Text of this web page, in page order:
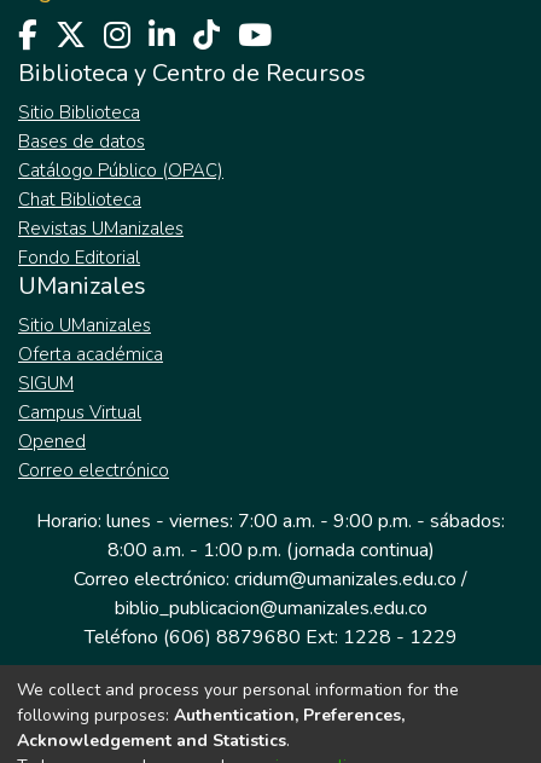
Biblioteca y Centro de Recursos
Sitio Biblioteca
Bases de datos
Catálogo Público (OPAC)
Chat Biblioteca
Revistas UManizales
Fondo Editorial
UManizales
Sitio UManizales
Oferta académica
SIGUM
Campus Virtual
Opened
Correo electrónico
Horario: lunes - viernes: 7:00 a.m. - 9:00 p.m. - sábados:
8:00 a.m. - 1:00 p.m. (jornada continua)
Correo electrónico: cridum@umanizales.edu.co /
biblio_publicacion@umanizales.edu.co
Teléfono (606) 8879680 Ext: 1228 - 1229
Dirección: Cra 9 a # 19-03 Edificio histórico, piso 1
Manizales, Caldas
Colombia.
We collect and process your personal information for the
following purposes: Authentication, Preferences,
Acknowledgement and Statistics.